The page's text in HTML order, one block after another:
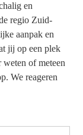
en
regio Zuid-
aanpak en
jij op een plek
of meteen
We reageren